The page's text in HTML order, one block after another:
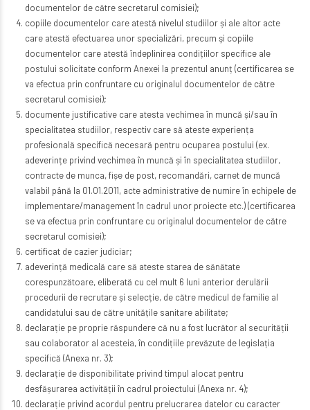
documentelor de către secretarul comisiei);
copiile documentelor care atestă nivelul studiilor și ale altor acte
care atestă efectuarea unor specializări, precum şi copiile
documentelor care atestă îndeplinirea condițiilor specifice ale
postului solicitate conform Anexei la prezentul anunț (certificarea se
va efectua prin confruntare cu originalul documentelor de către
secretarul comisiei);
documente justificative care atesta vechimea în muncă și/sau în
specialitatea studiilor, respectiv care să ateste experiența
profesională specifică necesară pentru ocuparea postului (ex.
adeverințe privind vechimea în muncă și în specialitatea studiilor,
contracte de munca, fișe de post, recomandări, carnet de muncă
valabil până la 01.01.2011, acte administrative de numire în echipele de
implementare/management în cadrul unor proiecte etc.) (certificarea
se va efectua prin confruntare cu originalul documentelor de către
secretarul comisiei);
certificat de cazier judiciar;
adeverință medicală care să ateste starea de sănătate
corespunzătoare, eliberată cu cel mult 6 luni anterior derulării
procedurii de recrutare și selecție, de către medicul de familie al
candidatului sau de către unitățile sanitare abilitate;
declarație pe proprie răspundere că nu a fost lucrător al securității
sau colaborator al acesteia, în condițiile prevăzute de legislația
specifică (Anexa nr. 3);
declarație de disponibilitate privind timpul alocat pentru
desfășurarea activității în cadrul proiectului (Anexa nr. 4);
declarație privind acordul pentru prelucrarea datelor cu caracter